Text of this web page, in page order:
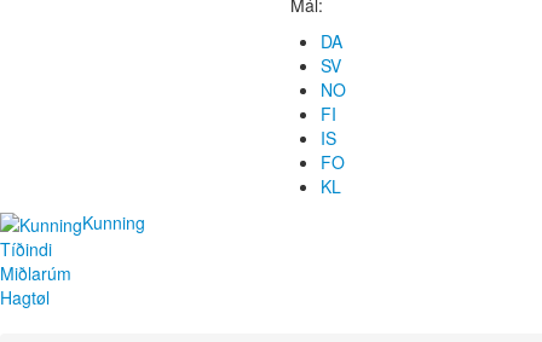
DA
SV
NO
FI
IS
FO
KL
Kunning
Tíðindi
Miðlarúm
Hagtøl